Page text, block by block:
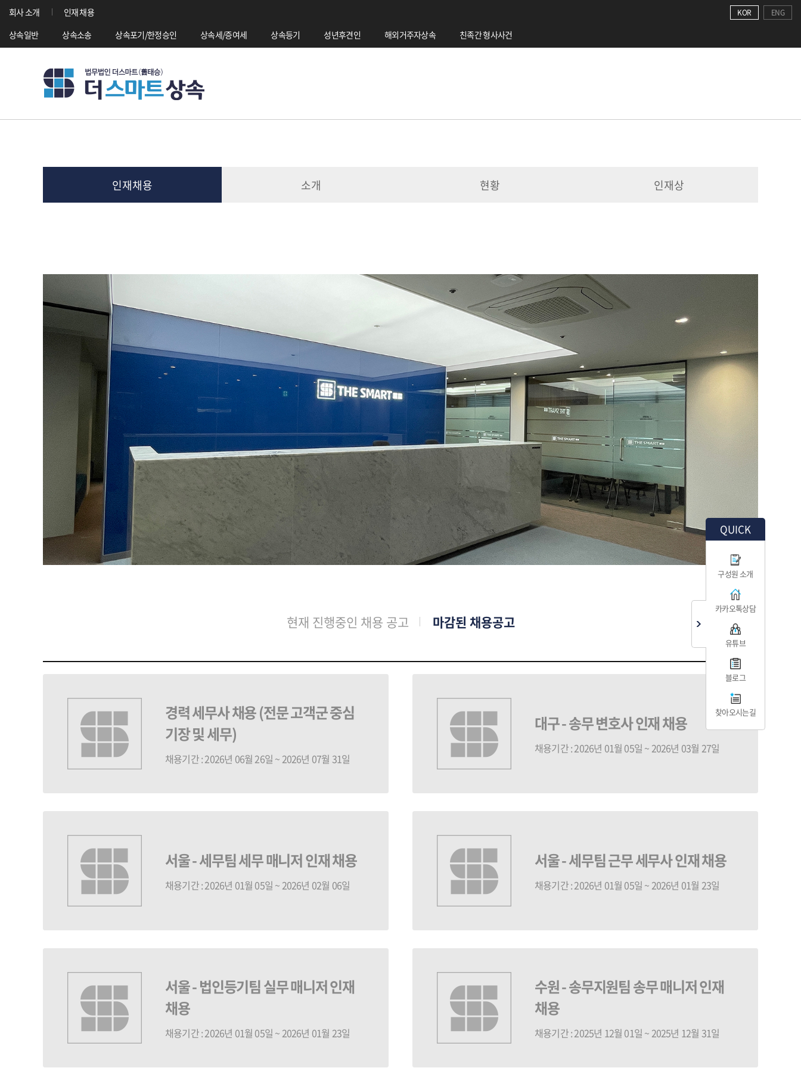
회사 소개
인재 채용
상속일반
상속소송 상속포기/한정승인 상속세/증여세 상속등기 성년후견인 해외거주자상속 친족간 형사사건
KOR ENG
QUICK
구성원 소개
카카오톡상담
유튜브
블로그
찾아오시는길
인재채용 소개 현황 인재상
현재 진행중인 채용 공고 마감된 채용공고
경력 세무사 채용 (전문 고객군 중심
기장 및 세무)
채용기간 : 2026년 06월 26일 ~ 2026년 07월 31일
대구 - 송무 변호사 인재 채용
채용기간 : 2026년 01월 05일 ~ 2026년 03월 27일
서울 - 세무팀 세무 매니저 인재 채용
채용기간 : 2026년 01월 05일 ~ 2026년 02월 06일
서울 - 세무팀 근무 세무사 인재 채용
채용기간 : 2026년 01월 05일 ~ 2026년 01월 23일
서울 - 법인등기팀 실무 매니저 인재
채용
채용기간 : 2026년 01월 05일 ~ 2026년 01월 23일
수원 - 송무지원팀 송무 매니저 인재
채용
채용기간 : 2025년 12월 01일 ~ 2025년 12월 31일